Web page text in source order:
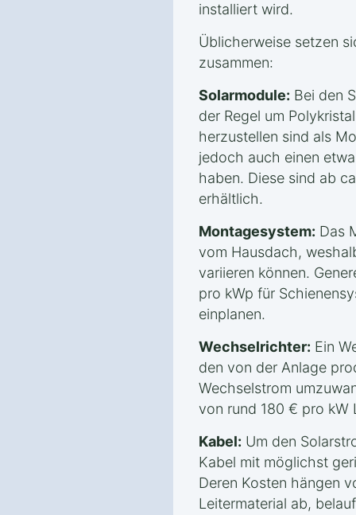
installiert wird.
Üblicherweise setzen
zusammen:
Solarmodule: Bei den
der Regel um
herzustellen sind als
jedoch auch einen
haben. Diese sind ab
erhältlich.
Montagesystem: Das
vom Hausdach,
variieren können.
pro kWp für
einplanen.
Wechselrichter: Ein
den von der Anlage
Wechselstrom
von rund 180 € pro kW
Kabel: Um den
Kabel mit möglichst
Deren Kosten hängen
Leitermaterial ab,